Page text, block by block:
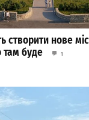
створити нове
там буде
1